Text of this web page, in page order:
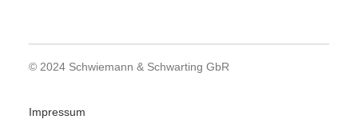
© 2024 Schwiemann & Schwarting GbR
Impressum